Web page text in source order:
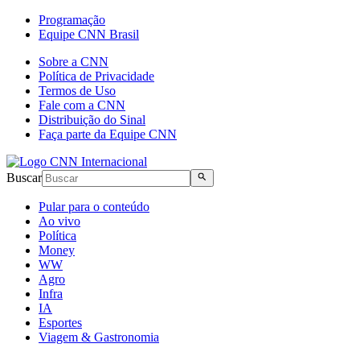
Programação
Equipe CNN Brasil
Sobre a CNN
Política de Privacidade
Termos de Uso
Fale com a CNN
Distribuição do Sinal
Faça parte da Equipe CNN
Buscar
Pular para o conteúdo
Ao vivo
Política
Money
WW
Agro
Infra
IA
Esportes
Viagem & Gastronomia